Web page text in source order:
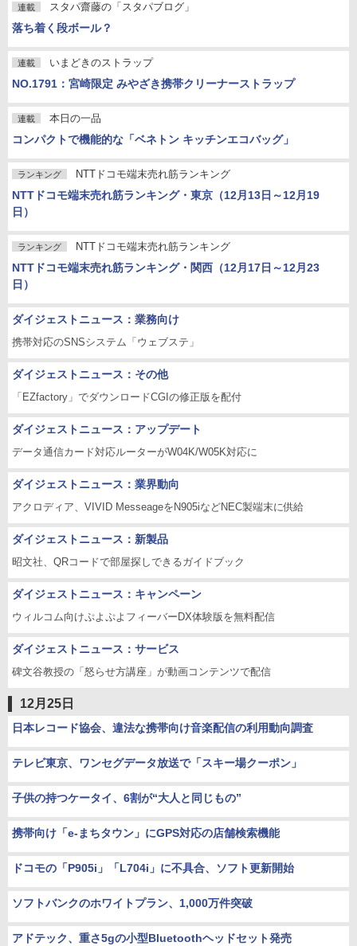
連載 スタパ齋藤の「スタパブログ」
落ち着く段ボール？
連載 いまどきのストラップ
NO.1791：宮崎限定 みやざき携帯クリーナーストラップ
連載 本日の一品
コンパクトで機能的な「ベネトン キッチンエコバッグ」
ランキング NTTドコモ端末売れ筋ランキング
NTTドコモ端末売れ筋ランキング・東京（12月13日～12月19
日）
ランキング NTTドコモ端末売れ筋ランキング
NTTドコモ端末売れ筋ランキング・関西（12月17日～12月23
日）
ダイジェストニュース：業務向け
携帯対応のSNSシステム「ウェブステ」
ダイジェストニュース：その他
「EZfactory」でダウンロードCGIの修正版を配付
ダイジェストニュース：アップデート
データ通信カード対応ルーターがW04K/W05K対応に
ダイジェストニュース：業界動向
アクロディア、VIVID MesseageをN905iなどNEC製端末に供給
ダイジェストニュース：新製品
昭文社、QRコードで部屋探しできるガイドブック
ダイジェストニュース：キャンペーン
ウィルコム向けぷよぷよフィーバーDX体験版を無料配信
ダイジェストニュース：サービス
碑文谷教授の「怒らせ方講座」が動画コンテンツで配信
12月25日
日本レコード協会、違法な携帯向け音楽配信の利用動向調査
テレビ東京、ワンセグデータ放送で「スキー場クーポン」
子供の持つケータイ、6割が“大人と同じもの”
携帯向け「e-まちタウン」にGPS対応の店舗検索機能
ドコモの「P905i」「L704i」に不具合、ソフト更新開始
ソフトバンクのホワイトプラン、1,000万件突破
アドテック、重さ5gの小型Bluetoothヘッドセット発売